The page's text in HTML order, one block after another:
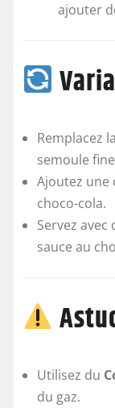
ajouter
Remplacez
semoule
Ajoutez une
choco-cola.
Servez
sauce au
Utilisez du
du gaz.